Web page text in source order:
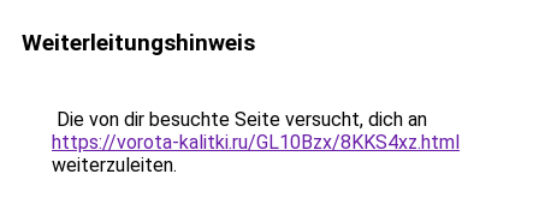
Weiterleitungshinweis
Die von dir besuchte Seite versucht, dich an
https://vorota-kalitki.ru/GL10Bzx/8KKS4xz.html
weiterzuleiten.